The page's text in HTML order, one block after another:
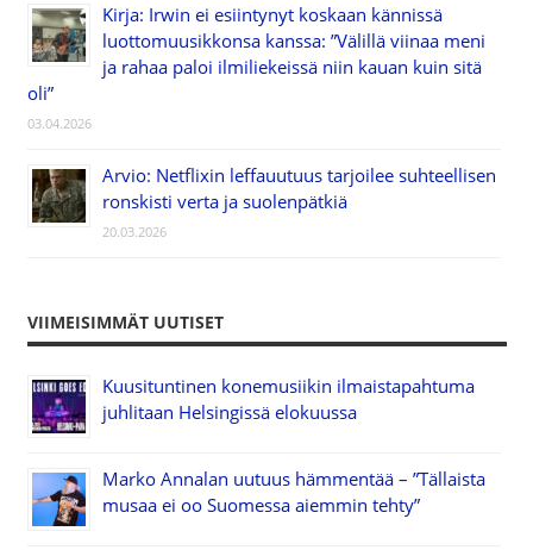
Kirja: Irwin ei esiintynyt koskaan kännissä
luottomuusikkonsa kanssa: ”Välillä viinaa meni
ja rahaa paloi ilmiliekeissä niin kauan kuin sitä
oli”
03.04.2026
Arvio: Netflixin leffauutuus tarjoilee suhteellisen
ronskisti verta ja suolenpätkiä
20.03.2026
VIIMEISIMMÄT UUTISET
Kuusituntinen konemusiikin ilmaistapahtuma
juhlitaan Helsingissä elokuussa
Marko Annalan uutuus hämmentää – ”Tällaista
musaa ei oo Suomessa aiemmin tehty”